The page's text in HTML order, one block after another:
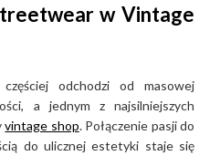
w Vintage
odchodzi od masowej
a jednym z najsilniejszych
vintage shop. Połączenie pasji do
do ulicznej estetyki staje się